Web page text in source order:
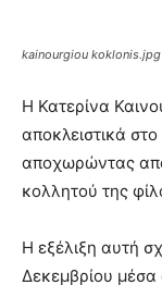
kainourgiou koklonis.jpg
Η Κατερίνα
αποκλειστικά
αποχωρώντας
κολλητού της
Η εξέλιξη αυτή
Δεκεμβρίου μέσα